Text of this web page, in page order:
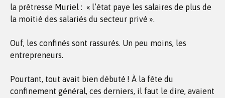
la prêtresse Muriel : « l’état paye les salaires de plus de
la moitié des salariés du secteur privé ».
Ouf, les confinés sont rassurés. Un peu moins, les
entrepreneurs.
Pourtant, tout avait bien débuté ! À la fête du
confinement général, ces derniers, il faut le dire, avaient